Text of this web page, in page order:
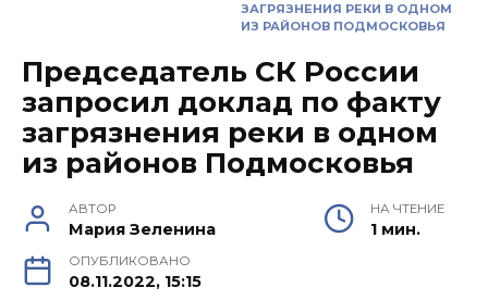
ЗАГРЯЗНЕНИЯ РЕКИ В ОДНОМ
ИЗ РАЙОНОВ ПОДМОСКОВЬЯ
Председатель СК России
запросил доклад по факту
загрязнения реки в одном
из районов Подмосковья
АВТОР
Мария Зеленина
НА ЧТЕНИЕ
1 мин.
ОПУБЛИКОВАНО
08.11.2022, 15:15